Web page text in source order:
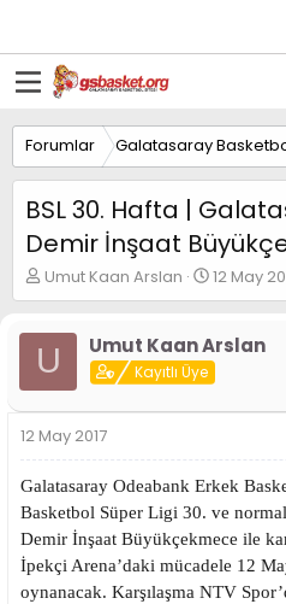
Forumlar Galatasaray
BSL 30. Hafta |
Demir İnşaat
K
o
u
y
B
a
ş
a
t
a
n
Umut Kaan Arslan
B
a
l
a
n
g
a
r
i
h
i
12 May
U Umut Kaan Arslan
Kayıtlı Üye
12 May 2017
Galatasaray Odeabank Erkek
Basketbol Süper Ligi 30. ve
Demir İnşaat Büyükçekmece ile
İpekçi Arena’daki mücadele 12
oynanacak. Karşılaşma NTV